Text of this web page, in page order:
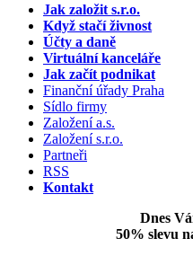
Jak založit s.r.o.
Když stačí živnost
Účty a daně
Virtuální kanceláře
Jak začít podnikat
Finanční úřady Praha
Sídlo firmy
Založení a.s.
Založení s.r.o.
Partneři
RSS
Kontakt
Dnes
50% slevu